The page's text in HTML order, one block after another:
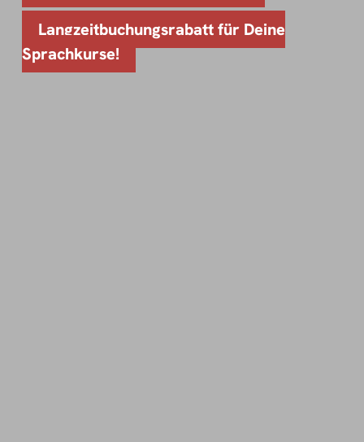
Langzeitbuchungsrabatt für Deine
Sprachkurse!